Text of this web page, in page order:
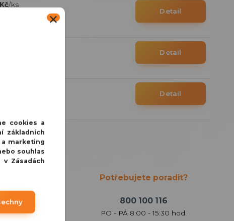
/ks
Detail
Detail
Detail
Potřebujete poradit?
800 100 116
PO - PÁ 8:00 - 15:30 hod.
cookies a
základních
marketing
souhlas
Zásadách